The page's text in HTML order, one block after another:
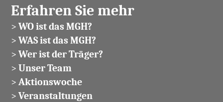
Erfahren Sie mehr
> WO ist das MGH?
> WAS ist das MGH?
> Wer ist der Träger?
> Unser Team
> Aktionswoche
> Veranstaltungen